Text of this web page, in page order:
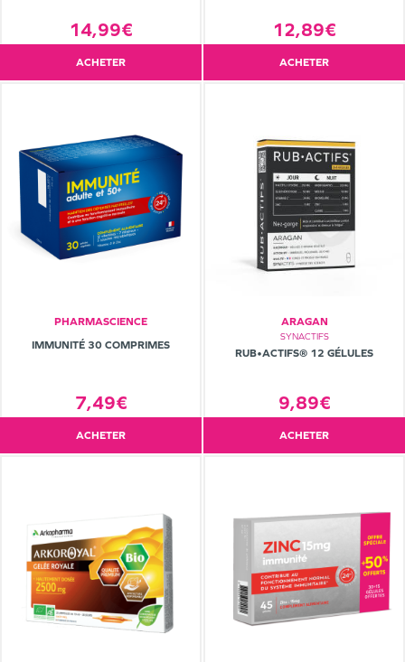
14,99€
ACHETER
12,89€
ACHETER
PHARMASCIENCE
IMMUNITÉ 30 COMPRIMES
7,49€
ACHETER
ARAGAN
SYNACTIFS
RUB•ACTIFS® 12 GÉLULES
9,89€
ACHETER